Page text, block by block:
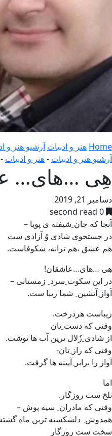
Home هنر و ادبیات آرشیو هنر و
آرشیو هنر و ادبیات -هنر و ادبیات -
هِی …های…
دسامبر 21, 2019
0 second read
آنجا که جان ِشیفته ی پویا –
در جستجوی شادی وُ آزادی ست
هم عشق ،هم ترانه، شکوفاست.
هِی …های…عاشقان!
در این سکوت ِسرد ِ زمستانی –
آواز ِآتشین ِ شما زیبا ست.
زیباست هردرخت.
وقتی که دست ِتان
از شادی ِزُلال ترین آب ها نوشت.
وقتی که راز ِتان-
آواز را برابر ِآیینه ها گرفت.
اما
تلخ ست روزگار.
وقتی که مادران ِ سیه پوش –
همدوش ِ دلشکسته ترین ماه گشته
سخت ست روزگار